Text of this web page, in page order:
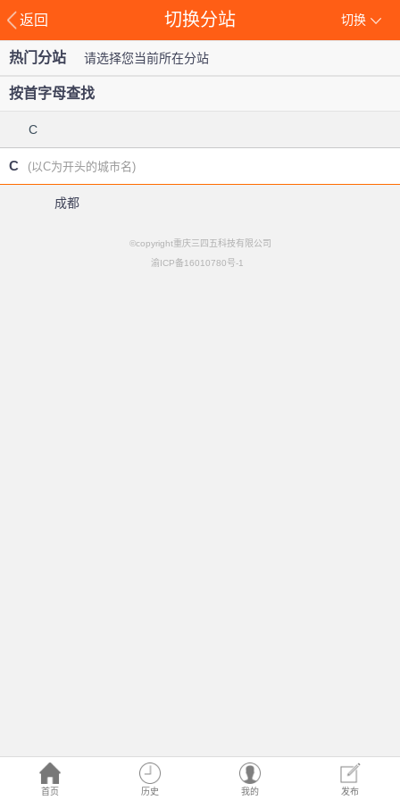
返回 切换
切换分站
首页 历史 我的 发布
热门分站 请选择您当前所在分站
按首字母查找
C
C (以C为开头的城市名)
成都
©copyright重庆三四五科技有限公司
渝ICP备16010780号-1